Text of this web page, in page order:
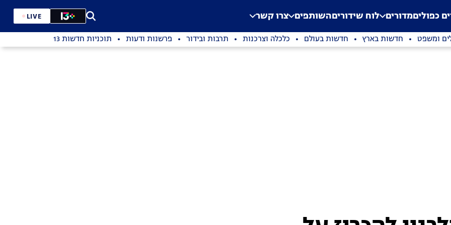
Application error: a
. כפוליםמדורים לוח שידוריםהשותפים צרו קשר LIVE
ומשפט חדשות בארץ חדשות בעולם כלכלה וצרכנות תרבות ובידור פרשנות ודעות תוכניות חדשות 13